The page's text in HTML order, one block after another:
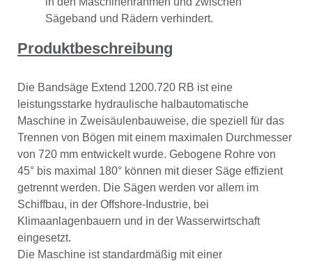
Sägeband und Rädern verhindert.
Produktbeschreibung
Die Bandsäge Extend 1200.720 RB ist eine
leistungsstarke hydraulische halbautomatische
Maschine in Zweisäulenbauweise, die speziell für das
Trennen von Bögen mit einem maximalen Durchmesser
von 720 mm entwickelt wurde. Gebogene Rohre von
45° bis maximal 180° können mit dieser Säge effizient
getrennt werden. Die Sägen werden vor allem im
Schiffbau, in der Offshore-Industrie, bei
Klimaanlagenbauern und in der Wasserwirtschaft
eingesetzt.
Die Maschine ist standardmäßig mit einer